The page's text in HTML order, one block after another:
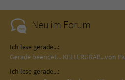
Neu im Forum
Ich lese gerade...:
Gerade beendet... KELLERGRAB...von
Ich lese gerade...: